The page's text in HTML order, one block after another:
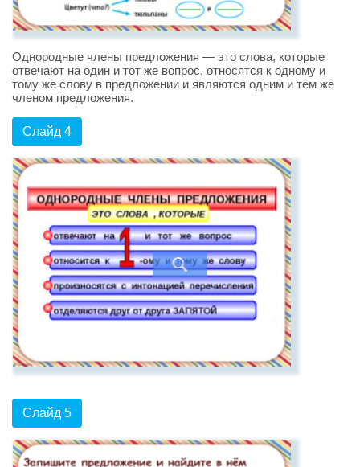
Однородные члены предложения — это слова, которые
отвечают на один и тот же вопрос, относятся к одному и
тому же слову в предложении и являются одним и тем же
членом предложения.
Слайд 4
Слайд 5